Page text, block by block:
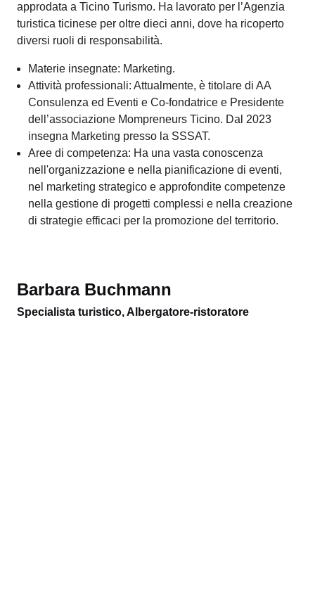
lavorative nel marketing in aziende come Heraeus
Medical in Germania e il Festival del Film a Locarno, è
approdata a Ticino Turismo. Ha lavorato per l’Agenzia
diversi ruoli di responsabilità.
Materie insegnate: Marketing.
Attività professionali: Attualmente, è titolare di AA
Consulenza ed Eventi e Co-fondatrice e Presidente
dell’associazione Mompreneurs Ticino. Dal 2023
insegna Marketing presso la SSSAT.
Aree di competenza: Ha una vasta conoscenza
nell'organizzazione e nella pianificazione di eventi,
nel marketing strategico e approfondite competenze
Barbara Buchmann